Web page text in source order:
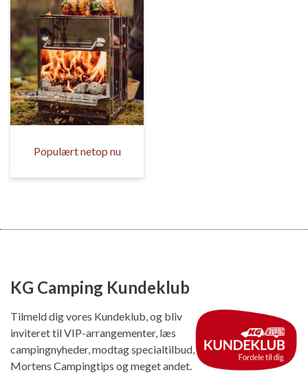
Populært netop nu
KG Camping Kundeklub
Tilmeld dig vores Kundeklub, og bliv
inviteret til VIP-arrangementer, læs
campingnyheder, modtag specialtilbud,
Mortens Campingtips og meget andet.